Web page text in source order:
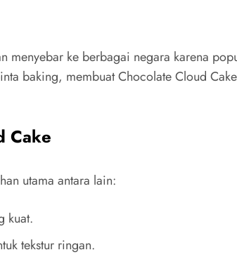
menyebar ke berbagai negara karena
baking, membuat Chocolate Cloud
Cake
utama antara lain:
kuat.
tekstur ringan.